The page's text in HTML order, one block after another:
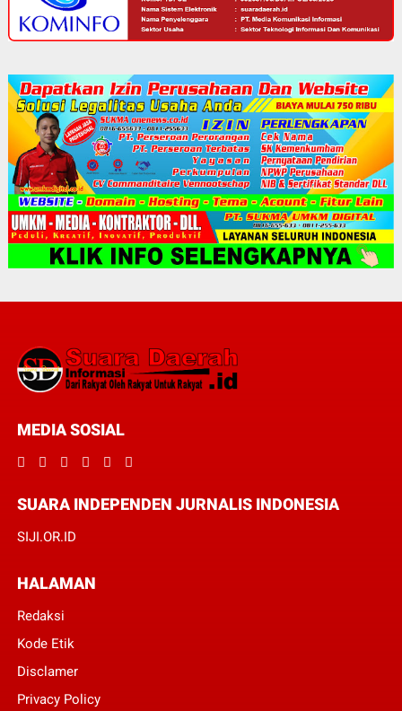
MEDIA SOSIAL
SUARA INDEPENDEN JURNALIS INDONESIA
SIJI.OR.ID
HALAMAN
Redaksi
Kode Etik
Disclamer
Privacy Policy